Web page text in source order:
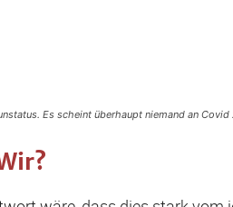
Es scheint überhaupt niemand an Covid